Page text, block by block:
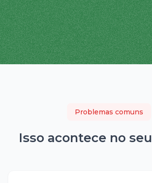
Problemas comuns
Isso acontece no seu